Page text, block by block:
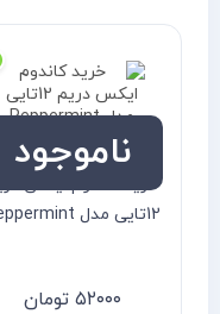
ناموجود
خرید کاندوم ایکس
12تایی مدل Peppermint
۵۲۰۰۰ تومان